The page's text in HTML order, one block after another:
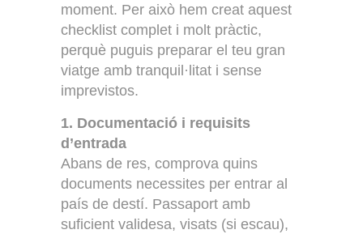
moment. Per això hem creat aquest
checklist complet i molt pràctic,
perquè puguis preparar el teu gran
viatge amb tranquil·litat i sense
imprevistos.
1. Documentació i requisits
d’entrada
Abans de res, comprova quins
documents necessites per entrar al
país de destí. Passaport amb
suficient validesa, visats (si escau),